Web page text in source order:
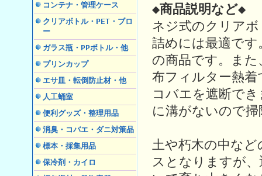
コンテナ・管理ケース
クリアボトル・PET・ブロ
ー
ガラス瓶・PPボトル・他
プリンカップ
エサ皿・転倒防止材・他
人工蛹室
便利グッズ・整理用品
消臭・コバエ・ダニ対策品
標本・採集用品
保冷剤・カイロ
◆商品説明など◆
ネジ式のクリア
詰めには最適で
の商品です。また
布フィルター熱着
コバエを遮断で
に溝がないので
土や朽木の中な
スとなりますが